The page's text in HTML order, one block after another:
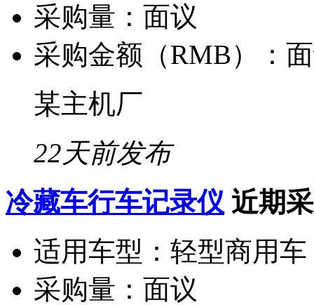
采购量： 面议
采购金额（RMB）：
某主机厂
22天前发布
冷藏车行车记录仪 近期
适用车型： 轻型商用车
采购量： 面议